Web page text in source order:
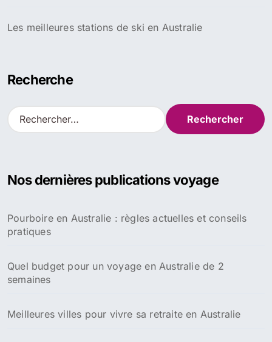
Les meilleures stations de ski en Australie
Recherche
R
e
r
e
r
Nos dernières publications voyage
Pourboire en Australie : règles actuelles et conseils
pratiques
Quel budget pour un voyage en Australie de 2
semaines
Meilleures villes pour vivre sa retraite en Australie